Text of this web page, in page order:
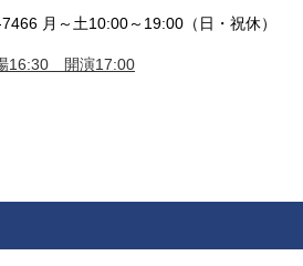
月～土10:00～19:00（日・祝休）
16:30 開演17:00